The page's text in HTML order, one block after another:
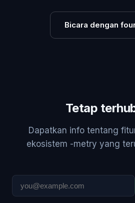
Bicara dengan
Tetap
Dapatkan info tentang
ekosistem -metry yang